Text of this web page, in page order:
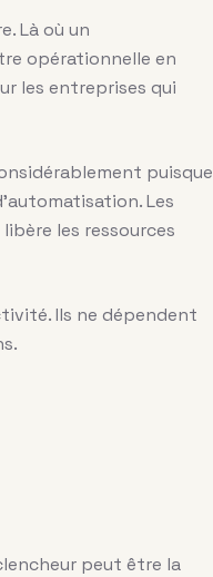
Là où un
opérationnelle en
les entreprises qui
puisque
Les
les ressources
Ils ne dépendent
peut être la